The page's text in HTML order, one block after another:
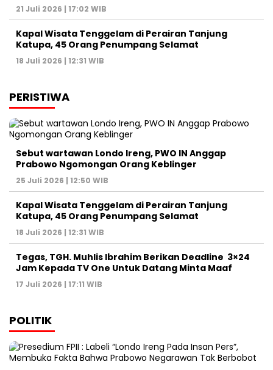
21 Juli 2026 | 17:02 WIB
Kapal Wisata Tenggelam di Perairan Tanjung
Katupa, 45 Orang Penumpang Selamat
18 Juli 2026 | 12:31 WIB
PERISTIWA
Sebut wartawan Londo Ireng, PWO IN Anggap
Prabowo Ngomongan Orang Keblinger
25 Juli 2026 | 12:50 WIB
Kapal Wisata Tenggelam di Perairan Tanjung
Katupa, 45 Orang Penumpang Selamat
18 Juli 2026 | 12:31 WIB
Tegas, TGH. Muhlis Ibrahim Berikan Deadline 3×24
Jam Kepada TV One Untuk Datang Minta Maaf
17 Juli 2026 | 17:11 WIB
POLITIK